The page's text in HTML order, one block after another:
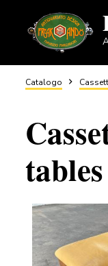
contenuto
principale
di
pane
Catalogo
tables